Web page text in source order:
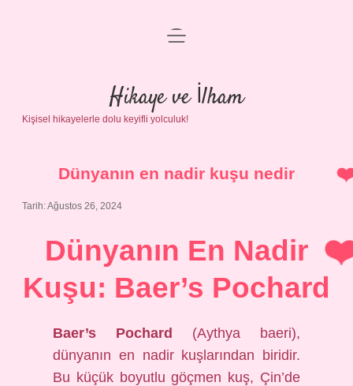
Anasayfa
Gizlilik Politikası
Yasal Uyarı
menüyü
Hikaye ve İlham
Kişisel hikayelerle dolu keyifli yolculuk!
Dünyanın en nadir kuşu nedir
Tarih: Ağustos 26, 2024
Dünyanın En Nadir
Kuşu: Baer’s Pochard
Baer’s Pochard
(Aythya baeri),
dünyanın en nadir kuşlarından biridir.
Bu küçük boyutlu göçmen kuş, Çin’de